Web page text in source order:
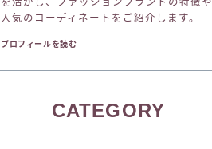
を活かし、ファッションブランドの特徴や
人気のコーディネートをご紹介します。
プロフィールを読む
CATEGORY